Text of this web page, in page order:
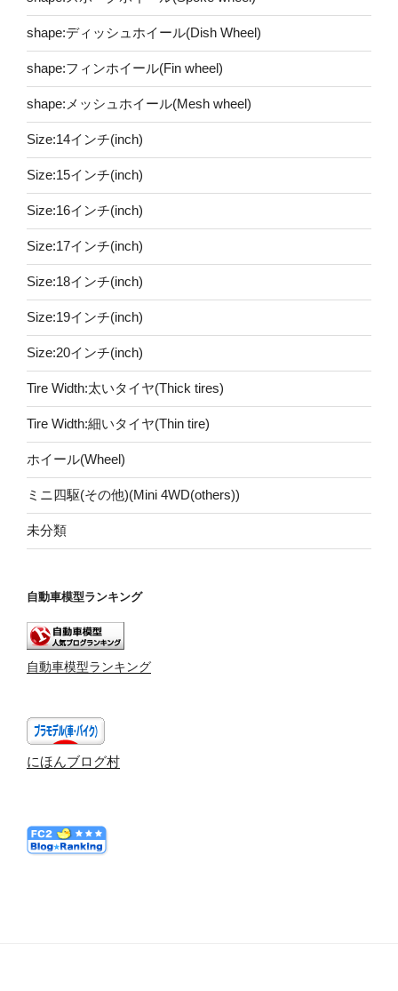
shape:ディッシュホイール(Dish Wheel)
shape:フィンホイール(Fin wheel)
shape:メッシュホイール(Mesh wheel)
Size:14インチ(inch)
Size:15インチ(inch)
Size:16インチ(inch)
Size:17インチ(inch)
Size:18インチ(inch)
Size:19インチ(inch)
Size:20インチ(inch)
Tire Width:太いタイヤ(Thick tires)
Tire Width:細いタイヤ(Thin tire)
ホイール(Wheel)
ミニ四駆(その他)(Mini 4WD(others))
未分類
自動車模型ランキング
自動車模型ランキング
にほんブログ村